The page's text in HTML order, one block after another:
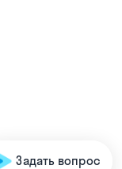
Задать вопрос